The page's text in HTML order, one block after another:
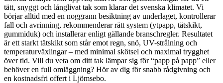
tätt, snyggt och långlivat tak som klarar det svenska klimatet. Vi
börjar alltid med en noggrann besiktning av underlaget, kontrollerar
fall och avrinning, rekommenderar rätt system (ytpapp, tätskikt,
gummiduk) och installerar enligt gällande branschregler. Resultatet
är ett starkt tätskikt som står emot regn, snö, UV-strålning och
temperaturväxlingar – med minimal skötsel och maximal trygghet
över tid. Vill du veta om ditt tak lämpar sig för “papp på papp” eller
behöver en full omläggning? Hör av dig för snabb rådgivning och
en kostnadsfri offert i Ljömsebo.